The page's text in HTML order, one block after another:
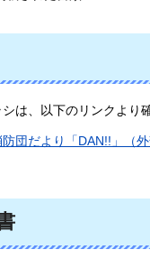
は、以下のリンクより
団だより「DAN!!」（